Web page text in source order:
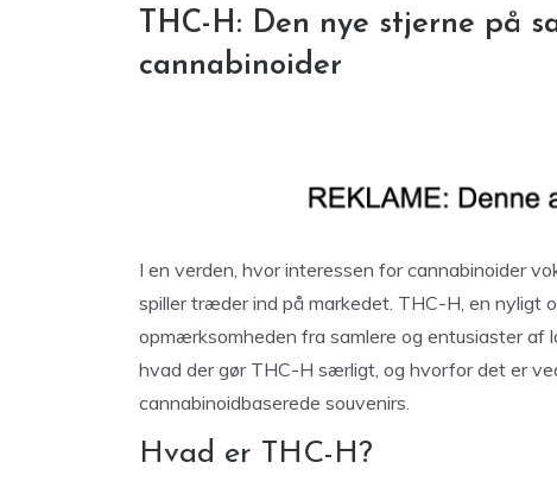
THC-H: Den nye stjerne på
cannabinoider
I en verden, hvor interessen for cannabinoider
spiller træder ind på markedet. THC-H, en nyligt
opmærksomheden fra samlere og entusiaster af
hvad der gør THC-H særligt, og hvorfor det er
cannabinoidbaserede souvenirs.
Hvad er THC-H?